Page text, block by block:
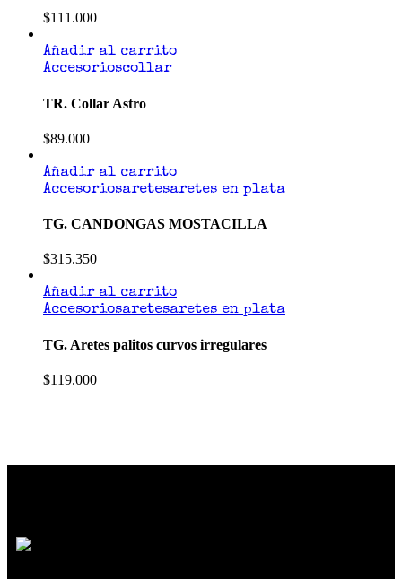
$111.000
Añadir al carrito
Accesorioscollar
TR. Collar Astro
$89.000
Añadir al carrito
Accesoriosaretesaretes en plata
TG. CANDONGAS MOSTACILLA
$315.350
Añadir al carrito
Accesoriosaretesaretes en plata
TG. Aretes palitos curvos irregulares
$119.000